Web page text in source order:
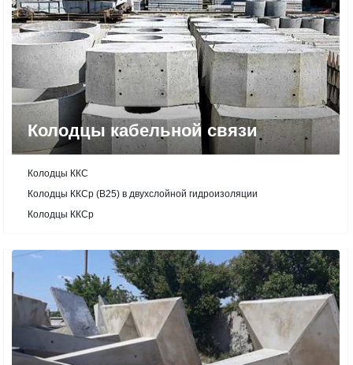
Колодцы кабельной связи
Колодцы ККС
Колодцы ККСр (В25) в двухслойной гидроизоляции
Колодцы ККСр